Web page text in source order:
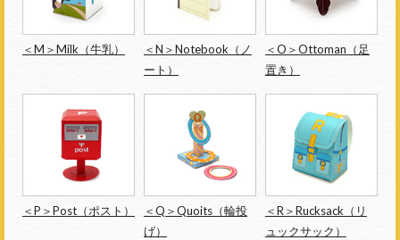
＜M＞Milk（牛乳）
＜N＞Notebook（ノ
ート）
＜O＞Ottoman（足
置き）
＜P＞Post（ポスト）
＜Q＞Quoits（輪投
げ）
＜R＞Rucksack（リ
ュックサック）